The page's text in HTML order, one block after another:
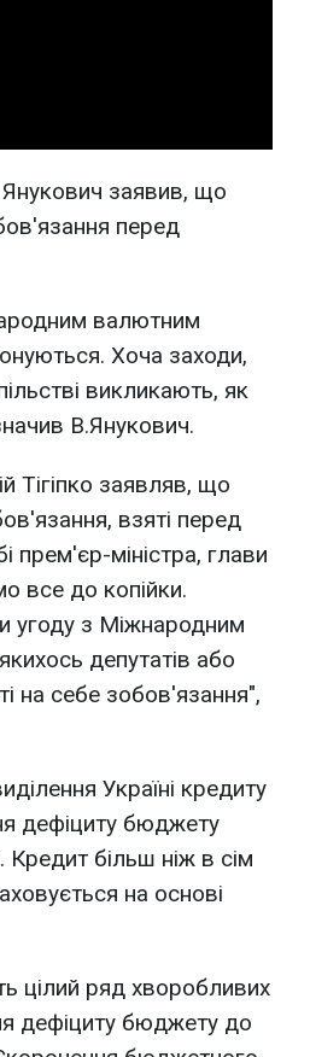
заявив, що
перед
валютним
Хоча заходи,
викликають, як
В.Янукович.
Тігіпко заявляв, що
взяті перед
міністра, глави
все до копійки.
угоду з Міжнародним
депутатів або
на себе зобов'язання",
Україні кредиту
дефіциту бюджету
більш ніж в сім
на основі
цілий ряд хворобливих
дефіциту бюджету до